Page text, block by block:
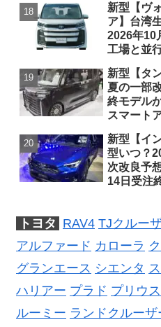
ジは2028
新型【ヴ
ア】台湾
2026年10
工場と並
2026年5
チェンジ
326万
375万
車 WxBと
待、S-Zに
ーター
新型【タ
夏の一部
終モデル
スマート
フルモデ
【ダイハ
新型【イ
型いつ？
次改良予
14日受注
予想【ス
トヨタ RAV4 TJクルー
アルファード カローラ
グランエース シエンタ
ハリアー プラド プリウス
ルーミー ランドクルーザ